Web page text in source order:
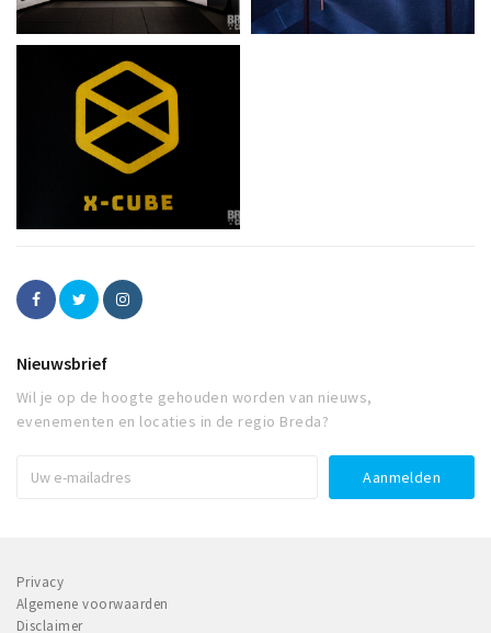
Nieuwsbrief
Wil je op de hoogte gehouden worden van nieuws,
evenementen en locaties in de regio Breda?
Privacy
Algemene voorwaarden
Disclaimer